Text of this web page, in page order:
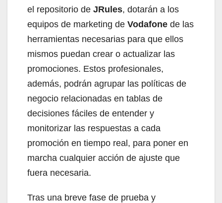
el repositorio de JRules, dotarán a los
equipos de marketing de Vodafone de las
herramientas necesarias para que ellos
mismos puedan crear o actualizar las
promociones. Estos profesionales,
además, podrán agrupar las políticas de
negocio relacionadas en tablas de
decisiones fáciles de entender y
monitorizar las respuestas a cada
promoción en tiempo real, para poner en
marcha cualquier acción de ajuste que
fuera necesaria.
Tras una breve fase de prueba y